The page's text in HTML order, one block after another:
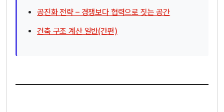
공진화 전략 – 경쟁보다 협력으로 짓는 공간
건축 구조 계산 일반(간편)